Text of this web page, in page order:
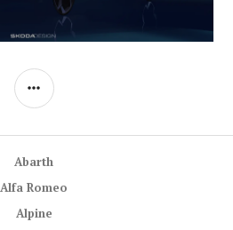
POSTRANNÍ
Abarth
Alfa Romeo
Alpine